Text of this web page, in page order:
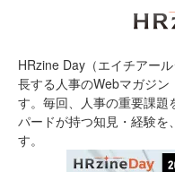
HRzine Day（エイチアー
長する人事のWebマガジ
す。毎回、人事の重要課題
パードが持つ知見・経験を
す。